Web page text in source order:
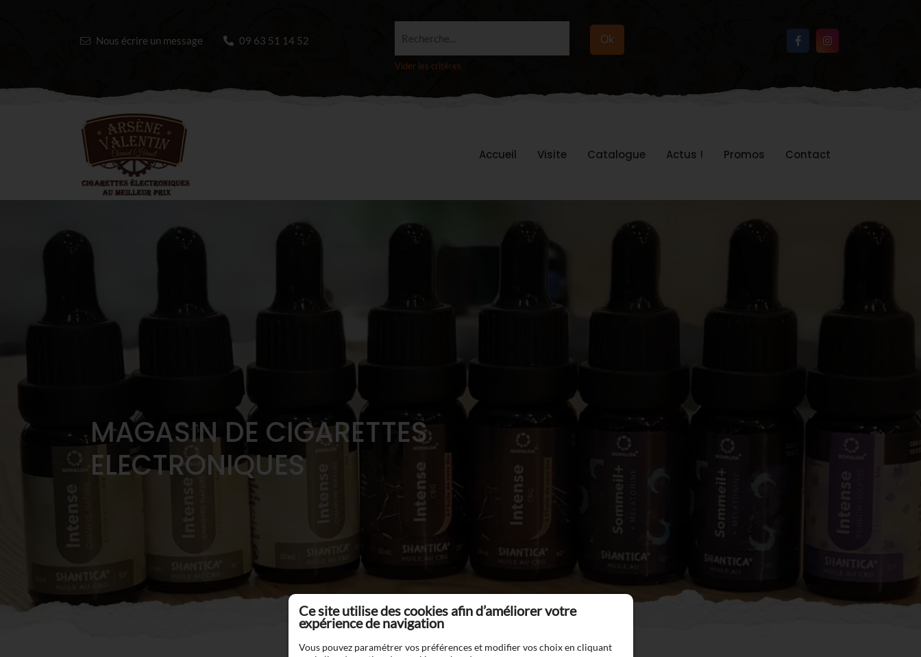
Nous écrire un message 09 63 51 14 52 Recherche... Ok
Vider les critères
Accueil Visite Catalogue Actus ! Promos Contact
MAGASIN DE CIGARETTES
ELECTRONIQUES
Ce site utilise des cookies afin d’améliorer votre
expérience de navigation
Vous pouvez paramétrer vos préférences et modifier vos choix en cliquant